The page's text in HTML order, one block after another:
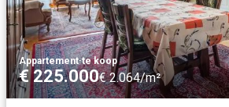
Appartement·te koop
€ 225.000€ 2.064/m²